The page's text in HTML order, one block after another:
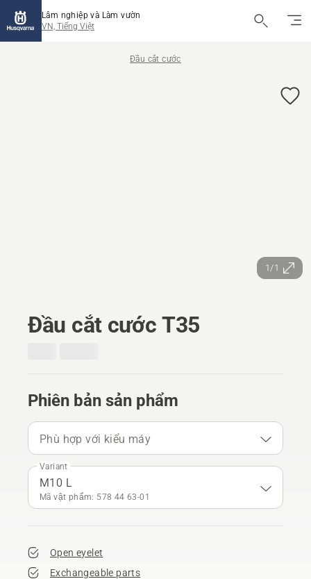
Lâm nghiệp và Làm vườn
VN, Tiếng Việt
Đầu cắt cước
1/1
Đầu cắt cước T35
Phiên bản sản phẩm
Phù hợp với kiểu máy
Variant
M10 L
Mã vật phẩm: 578 44 63‑01
Open eyelet
Exchangeable parts